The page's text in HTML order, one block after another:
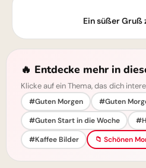
Ein süßer Gruß
🔥 Entdecke mehr in
Klicke auf ein Thema, das dich
#Guten Morgen
#Guten
#Guten Start in die Woche
#Kaffee Bilder
📁 Schönen